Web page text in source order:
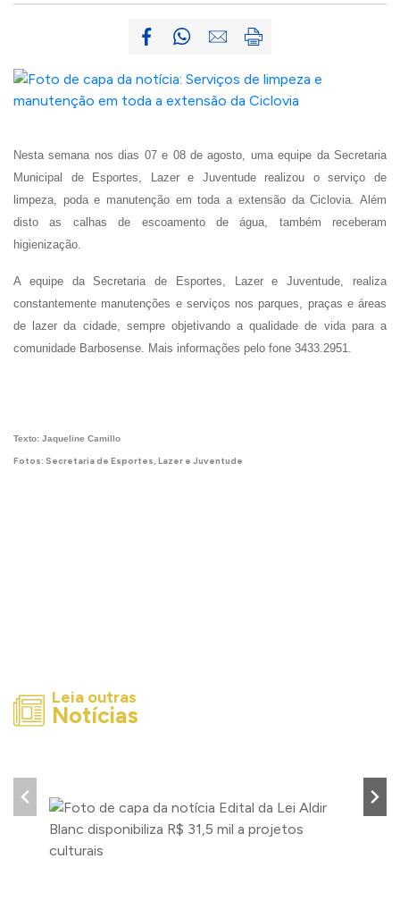
Nesta semana nos dias 07 e 08 de agosto, uma equipe da Secretaria
Municipal de Esportes, Lazer e Juventude realizou o serviço de
limpeza, poda e manutenção em toda a extensão da Ciclovia. Além
disto as calhas de escoamento de água, também receberam
higienização.
A equipe da Secretaria de Esportes, Lazer e Juventude, realiza
constantemente manutenções e serviços nos parques, praças e áreas
de lazer da cidade, sempre objetivando a qualidade de vida para a
comunidade Barbosense. Mais informações pelo fone 3433.2951.
Texto: Jaqueline Camillo
Fotos: Secretaria de Esportes, Lazer e Juventude
Leia outras
Notícias